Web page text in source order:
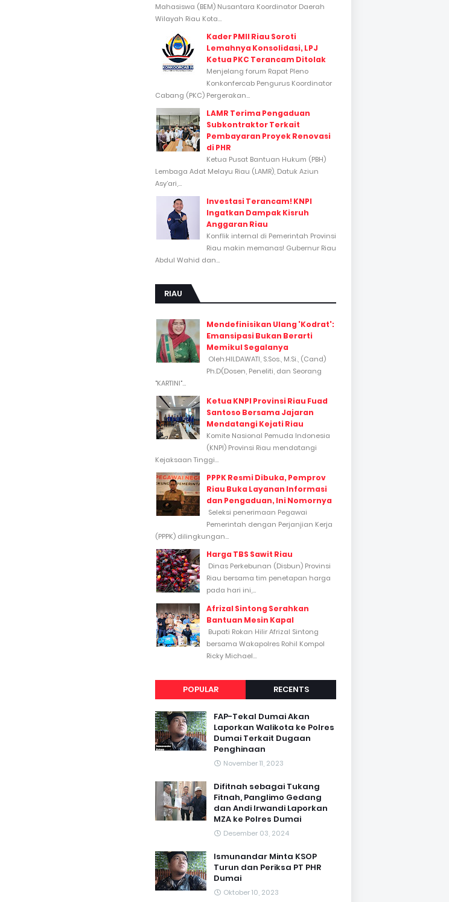
Mahasiswa (BEM) Nusantara Koordinator Daerah
Wilayah Riau Kota...
Kader PMII Riau Soroti
Lemahnya Konsolidasi, LPJ
Ketua PKC Terancam Ditolak
Menjelang forum Rapat Pleno
Konkonfercab Pengurus Koordinator
Cabang (PKC) Pergerakan...
LAMR Terima Pengaduan
Subkontraktor Terkait
Pembayaran Proyek Renovasi
di PHR
Ketua Pusat Bantuan Hukum (PBH)
Lembaga Adat Melayu Riau (LAMR), Datuk Aziun
Asy’ari,...
Investasi Terancam! KNPI
Ingatkan Dampak Kisruh
Anggaran Riau
Konflik internal di Pemerintah Provinsi
Riau makin memanas! Gubernur Riau
Abdul Wahid dan...
RIAU
Mendefinisikan Ulang 'Kodrat':
Emansipasi Bukan Berarti
Memikul Segalanya
Oleh:HILDAWATI, S.Sos., M.Si., (Cand)
Ph.D(Dosen, Peneliti, dan Seorang
"KARTINI"...
Ketua KNPI Provinsi Riau Fuad
Santoso Bersama Jajaran
Mendatangi Kejati Riau
Komite Nasional Pemuda Indonesia
(KNPI) Provinsi Riau mendatangi
Kejaksaan Tinggi...
PPPK Resmi Dibuka, Pemprov
Riau Buka Layanan Informasi
dan Pengaduan, Ini Nomornya
Seleksi penerimaan Pegawai
Pemerintah dengan Perjanjian Kerja
(PPPK) dilingkungan...
Harga TBS Sawit Riau
Dinas Perkebunan (Disbun) Provinsi
Riau bersama tim penetapan harga
pada hari ini,...
Afrizal Sintong Serahkan
Bantuan Mesin Kapal
Bupati Rokan Hilir Afrizal Sintong
bersama Wakapolres Rohil Kompol
Ricky Michael...
POPULAR RECENTS
FAP-Tekal Dumai Akan
Laporkan Walikota ke Polres
Dumai Terkait Dugaan
Penghinaan
November 11, 2023
Difitnah sebagai Tukang
Fitnah, Panglimo Gedang
dan Andi Irwandi Laporkan
MZA ke Polres Dumai
Desember 03, 2024
Ismunandar Minta KSOP
Turun dan Periksa PT PHR
Dumai
Oktober 10, 2023